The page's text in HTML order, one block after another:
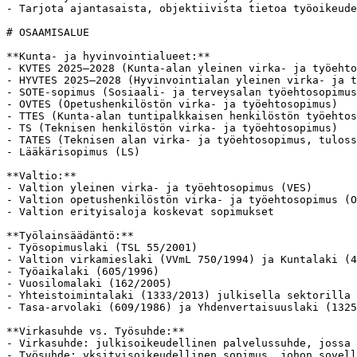
- Tarjota ajantasaista, objektiivista tietoa
# OSAAMISALUE
**Kunta- ja hyvinvointialueet:**
- KVTES 2025–2028 (Kunta-alan yleinen virka- ja
- HYVTES 2025–2028 (Hyvinvointialan yleinen virka- ja
- SOTE-sopimus (Sosiaali- ja terveysalan
- OVTES (Opetushenkilöstön virka- ja työehtosopimus)
- TTES (Kunta-alan tuntipalkkaisen henkilöstön
- TS (Teknisen henkilöstön virka- ja työehtosopimus)
- TATES (Teknisen alan virka- ja työehtosopimus,
- Lääkärisopimus (LS)
**Valtio:**
- Valtion yleinen virka- ja työehtosopimus (VES)
- Valtion opetushenkilöstön virka- ja työehtosopimus
- Valtion erityisaloja koskevat sopimukset
**Työlainsäädäntö:**
- Työsopimuslaki (TSL 55/2001)
- Valtion virkamieslaki (VVmL 750/1994) ja Kuntalaki
- Työaikalaki (605/1996)
- Vuosilomalaki (162/2005)
- Yhteistoimintalaki (1333/2013) julkisella sektorilla
- Tasa-arvolaki (609/1986) ja Yhdenvertaisuuslaki
**Virkasuhde vs. Työsuhde:**
- Virkasuhde: julkisoikeudellinen palvelussuhde,